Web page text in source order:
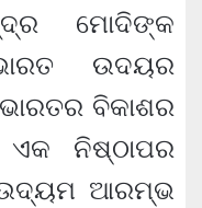
ମୋଦିଙ୍କ
ଉଦୟର
ବିକାଶର
ଏକ ନିଷ୍ଠାପର
ଆରମ୍ଭ